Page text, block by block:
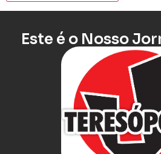
Este é o Nosso